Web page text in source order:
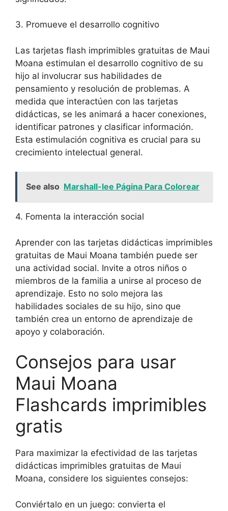
3. Promueve el desarrollo cognitivo
Las tarjetas flash imprimibles gratuitas de Maui
Moana estimulan el desarrollo cognitivo de su
hijo al involucrar sus habilidades de
pensamiento y resolución de problemas. A
medida que interactúen con las tarjetas
didácticas, se les animará a hacer conexiones,
identificar patrones y clasificar información.
Esta estimulación cognitiva es crucial para su
crecimiento intelectual general.
See also Marshall-lee Página Para Colorear
4. Fomenta la interacción social
Aprender con las tarjetas didácticas imprimibles
gratuitas de Maui Moana también puede ser
una actividad social. Invite a otros niños o
miembros de la familia a unirse al proceso de
aprendizaje. Esto no solo mejora las
habilidades sociales de su hijo, sino que
también crea un entorno de aprendizaje de
apoyo y colaboración.
Consejos para usar
Maui Moana
Flashcards imprimibles
gratis
Para maximizar la efectividad de las tarjetas
didácticas imprimibles gratuitas de Maui
Moana, considere los siguientes consejos:
Conviértalo en un juego: convierta el